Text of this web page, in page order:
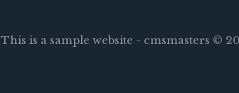
This is a sample website - cmsmasters ©